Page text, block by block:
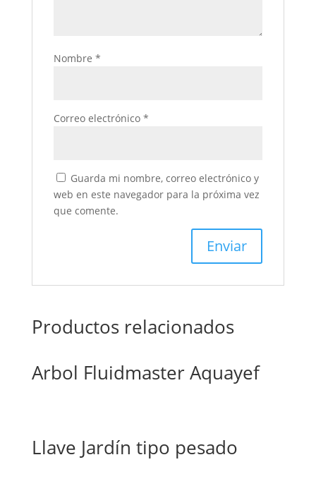
Nombre *
Correo electrónico *
Guarda mi nombre, correo electrónico y
web en este navegador para la próxima vez
que comente.
Productos relacionados
Arbol Fluidmaster Aquayef
Llave Jardín tipo pesado